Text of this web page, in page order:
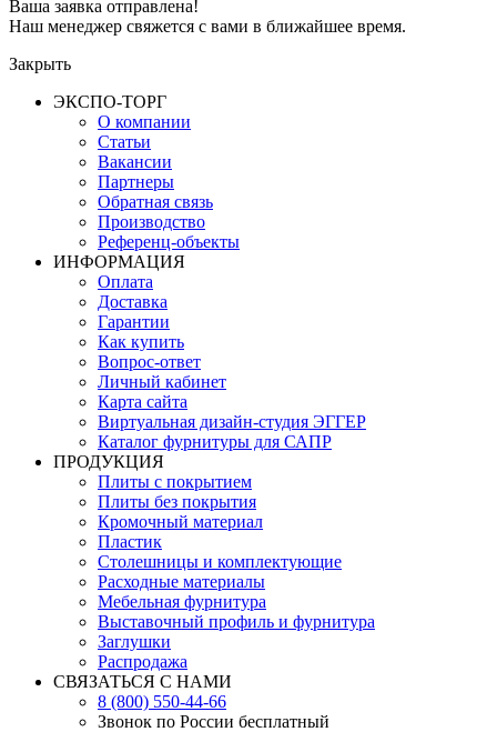
Ваша заявка отправлена!
Наш менеджер свяжется с вами в ближайшее время.
Закрыть
ЭКСПО-ТОРГ
О компании
Статьи
Вакансии
Партнеры
Обратная связь
Производство
Референц-объекты
ИНФОРМАЦИЯ
Оплата
Доставка
Гарантии
Как купить
Вопрос-ответ
Личный кабинет
Карта сайта
Виртуальная дизайн-студия ЭГГЕР
Каталог фурнитуры для САПР
ПРОДУКЦИЯ
Плиты с покрытием
Плиты без покрытия
Кромочный материал
Пластик
Столешницы и комплектующие
Расходные материалы
Мебельная фурнитура
Выставочный профиль и фурнитура
Заглушки
Распродажа
СВЯЗАТЬСЯ С НАМИ
8 (800) 550-44-66
Звонок по России бесплатный